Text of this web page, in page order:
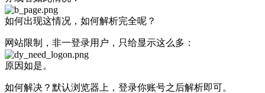
如何出现这情况，如何解析完全呢？
网站限制，非一登录用户，只给显示这么多：
原因如是。
如何解决？默认浏览器上，登录你账号之后解析即可。